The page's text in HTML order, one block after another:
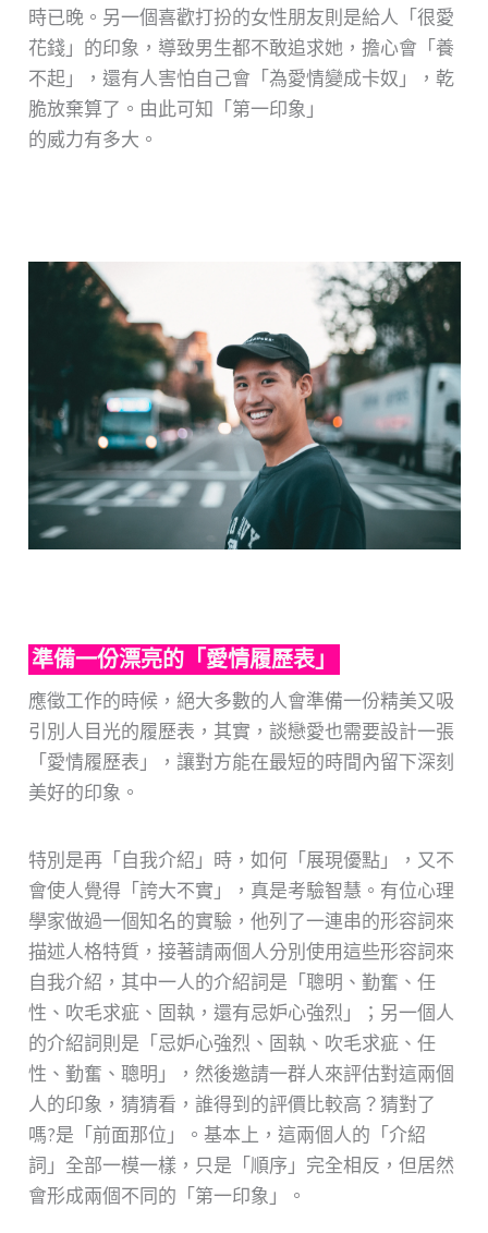
時已晚。另一個喜歡打扮的女性朋友則是給人「很愛
花錢」的印象，導致男生都不敢追求她，擔心會「養
不起」，還有人害怕自己會「為愛情變成卡奴」，乾
脆放棄算了。由此可知「第一印象」
的威力有多大。
準備一份漂亮的「愛情履歷表」
應徵工作的時候，絕大多數的人會準備一份精美又吸
引別人目光的履歷表，其實，談戀愛也需要設計一張
「愛情履歷表」，讓對方能在最短的時間內留下深刻
美好的印象。
特別是再「自我介紹」時，如何「展現優點」，又不
會使人覺得「誇大不實」，真是考驗智慧。有位心理
學家做過一個知名的實驗，他列了一連串的形容詞來
描述人格特質，接著請兩個人分別使用這些形容詞來
自我介紹，其中一人的介紹詞是「聰明、勤奮、任
性、吹毛求疵、固執，還有忌妒心強烈」；另一個人
的介紹詞則是「忌妒心強烈、固執、吹毛求疵、任
性、勤奮、聰明」，然後邀請一群人來評估對這兩個
人的印象，猜猜看，誰得到的評價比較高？猜對了
嗎?是「前面那位」。基本上，這兩個人的「介紹
詞」全部一模一樣，只是「順序」完全相反，但居然
會形成兩個不同的「第一印象」。